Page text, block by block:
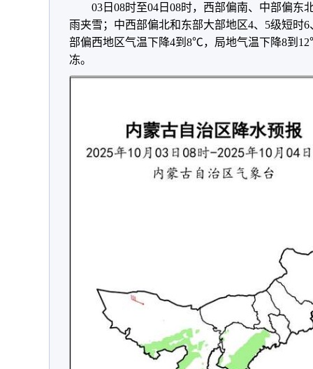
03日08时至04日08时，西部偏南、中部偏东
雨夹雪；中西部偏北和东部大部地区4、5级短时
部偏西地区气温下降4到8℃，局地气温下降8到
冻。